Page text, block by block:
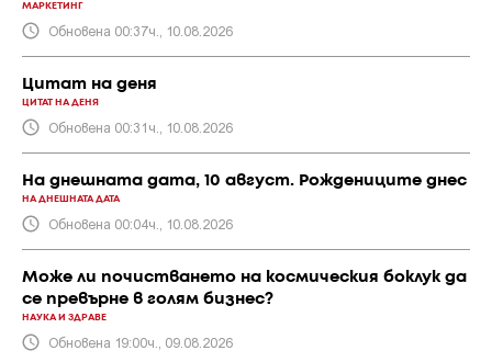
МАРКЕТИНГ
Обновена 00:37ч., 10.08.2026
Цитат на деня
ЦИТАТ НА ДЕНЯ
Обновена 00:31ч., 10.08.2026
На днешната дата, 10 август. Рождениците днес
НА ДНЕШНАТА ДАТА
Обновена 00:04ч., 10.08.2026
Може ли почистването на космическия боклук да
се превърне в голям бизнес?
НАУКА И ЗДРАВЕ
Обновена 19:00ч., 09.08.2026